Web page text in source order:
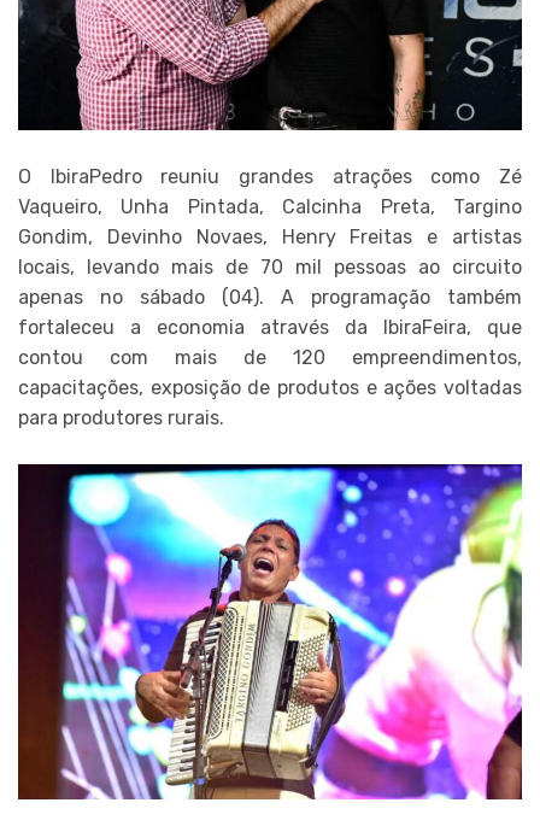
O IbiraPedro reuniu grandes atrações como Zé
Vaqueiro, Unha Pintada, Calcinha Preta, Targino
Gondim, Devinho Novaes, Henry Freitas e artistas
locais, levando mais de 70 mil pessoas ao circuito
apenas no sábado (04). A programação também
fortaleceu a economia através da IbiraFeira, que
contou com mais de 120 empreendimentos,
capacitações, exposição de produtos e ações voltadas
para produtores rurais.